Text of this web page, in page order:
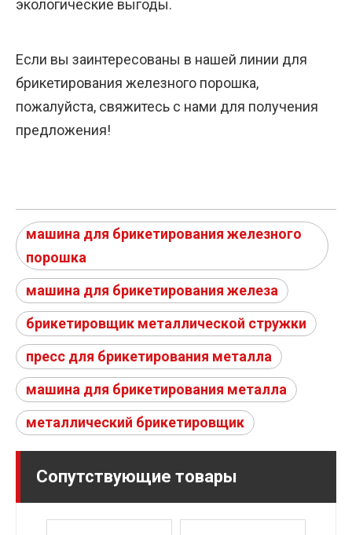
экологические выгоды.
Если вы заинтересованы в нашей линии для
брикетирования железного порошка,
пожалуйста, свяжитесь с нами для получения
предложения!
машина для брикетирования железного
порошка
машина для брикетирования железа
брикетировщик металлической стружки
пресс для брикетирования металла
машина для брикетирования металла
металлический брикетировщик
Сопутствующие товары